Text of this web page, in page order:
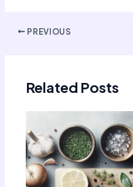
Post PREVIOUS
Related Posts